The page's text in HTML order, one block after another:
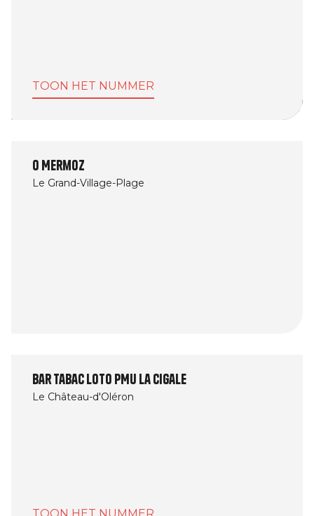
TOON HET NUMMER
O Mermoz
Le Grand-Village-Plage
Bar Tabac Loto PMU La Cigale
Le Château-d'Oléron
TOON HET NUMMER